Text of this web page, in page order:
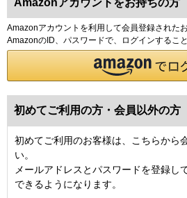
Amazonアカウントをお持ちの方
Amazonアカウントを利用して会員登録されたお
AmazonのID、パスワードで、ログインすること
初めてご利用の方・会員以外の方
初めてご利用のお客様は、こちらから
い。
メールアドレスとパスワードを登録し
できるようになります。